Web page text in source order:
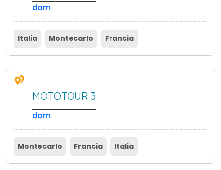
dam
Italia Montecarlo Francia
MOTOTOUR 3
dam
Montecarlo Francia Italia